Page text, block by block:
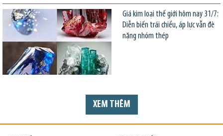
Giá kim loại thế giới hôm nay 31/7:
Diễn biến trái chiều, áp lực vẫn đè
nặng nhóm thép
XEM THÊM